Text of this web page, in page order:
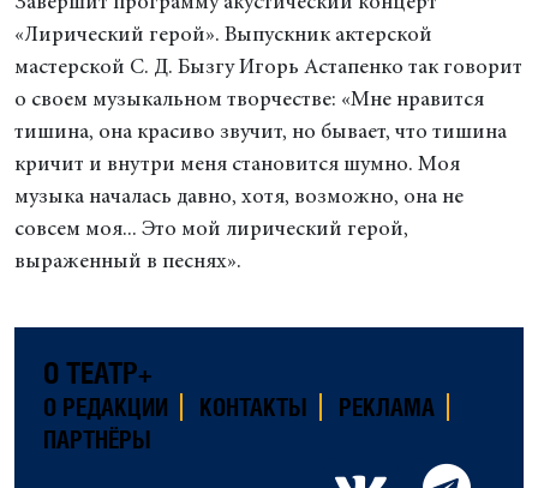
«Лирический герой». Выпускник актерской
мастерской С. Д. Бызгу Игорь Астапенко так говорит
о своем музыкальном творчестве: «Мне нравится
тишина, она красиво звучит, но бывает, что тишина
кричит и внутри меня становится шумно. Моя
музыка началась давно, хотя, возможно, она не
совсем моя... Это мой лирический герой,
выраженный в песнях».
О ТЕАТР+
О РЕДАКЦИИ КОНТАКТЫ
РЕКЛАМА
ПАРТНЁРЫ